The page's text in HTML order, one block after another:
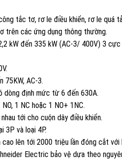
tắc tơ, rơ le điều khiển, rơ le
trên các ứng dụng thông thường.
kW đến 335 kW (AC-3/ 400V) 3 cực
75KW, AC-3.
dòng định mức từ 6 đến 630A.
1 NC hoặc 1 NO+ 1NC.
tới cho cuộn dây điều khiển.
3P và loại 4P.
lên tới 2000 triệu lần đóng cắt
Electric bảo vệ dựa theo